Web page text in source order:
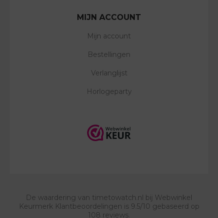
MIJN ACCOUNT
Mijn account
Bestellingen
Verlanglijst
Horlogeparty
De waardering van timetowatch.nl bij Webwinkel
Keurmerk Klantbeoordelingen is 9.5/10 gebaseerd op
108 reviews.